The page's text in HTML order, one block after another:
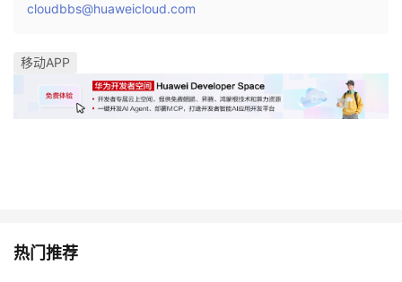
cloudbbs@huaweicloud.com
移动APP
热门推荐